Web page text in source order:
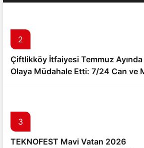
2
Çiftlikköy İtfaiyesi Temmuz Ayında
Olaya Müdahale Etti: 7/24 Can ve
Güvenliği İçin Görev Başında
3
TEKNOFEST Mavi Vatan 2026